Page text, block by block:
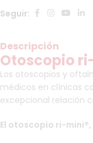
Seguir:
Descripción
Otoscopio
Los otoscopios y
médicos en clínicas
excepcional relación
El otoscopio ri-